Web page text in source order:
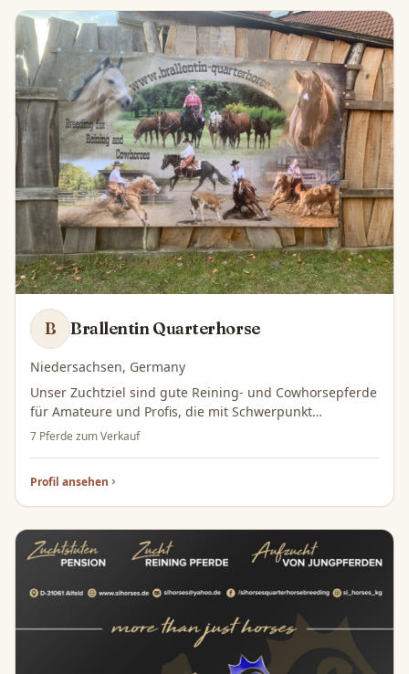
B Brallentin Quarterhorse
Niedersachsen, Germany
Unser Zuchtziel sind gute Reining- und Cowhorsepferde
für Amateure und Profis, die mit Schwerpunkt
Rinderarbeit Athletik mitbringen und gut händelbar
at cowwork, big will to please and which are cool and
relaxed.
7 Pferde zum Verkauf
Profil ansehen